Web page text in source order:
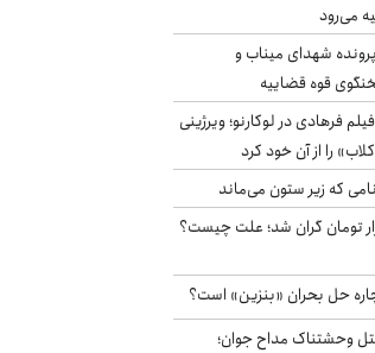
شهدای میناب و
قوه قضاییه
فرهادی در لوکارنو؛ ویرژینی
را از آن خود کرد
که زیر ستون می‌ماند
بازار آزاد ۲هزار تومان گران شد؛ علت چیست؟
حل بحران «بنزین» است؟
وحشتناک مداح جوان؛